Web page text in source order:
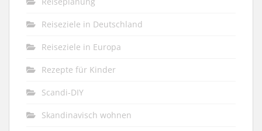
Reiseziele in Deutschland
Reiseziele in Europa
Rezepte für Kinder
Scandi-DIY
Skandinavisch wohnen